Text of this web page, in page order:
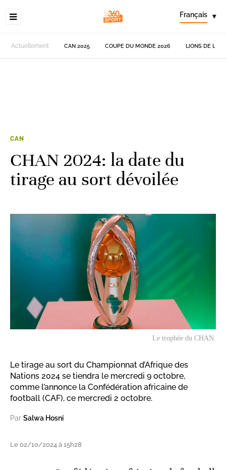
Français ▾
Actuellement CAN 2025 COUPE DU MONDE 2026 LIONS DE
CAN
CHAN 2024: la date du
tirage au sort dévoilée
Le trophée du CHAN.
Le tirage au sort du Championnat d’Afrique des
Nations 2024 se tiendra le mercredi 9 octobre,
comme l’annonce la Confédération africaine de
football (CAF), ce mercredi 2 octobre.
Par Salwa Hosni
Le 02/10/2024 à 15h28